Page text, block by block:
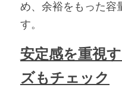
め、余裕をもった容
す。
安定感を重視
ズもチェック